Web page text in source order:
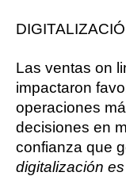
Las ventas on
impactaron
operaciones
decisiones en
confianza que
digitalización